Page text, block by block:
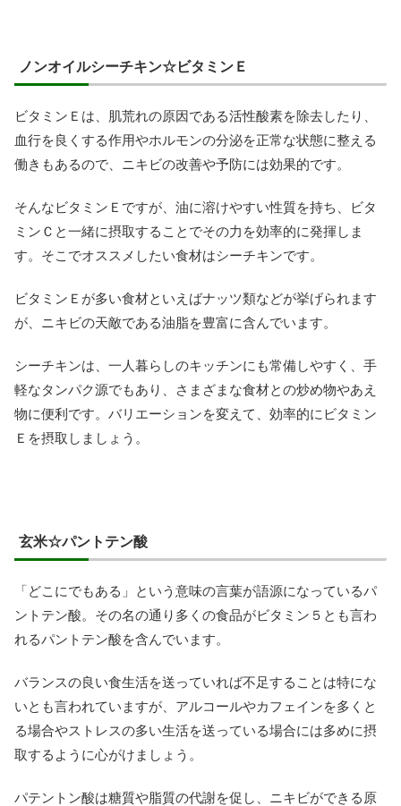
ノンオイルシーチキン☆ビタミンＥ
ビタミンＥは、肌荒れの原因である活性酸素を除去したり、
血行を良くする作用やホルモンの分泌を正常な状態に整える
働きもあるので、ニキビの改善や予防には効果的です。
そんなビタミンＥですが、油に溶けやすい性質を持ち、ビタ
ミンＣと一緒に摂取することでその力を効率的に発揮しま
す。そこでオススメしたい食材はシーチキンです。
ビタミンＥが多い食材といえばナッツ類などが挙げられます
が、ニキビの天敵である油脂を豊富に含んでいます。
シーチキンは、一人暮らしのキッチンにも常備しやすく、手
軽なタンパク源でもあり、さまざまな食材との炒め物やあえ
物に便利です。バリエーションを変えて、効率的にビタミン
Ｅを摂取しましょう。
玄米☆パントテン酸
「どこにでもある」という意味の言葉が語源になっているパ
ントテン酸。その名の通り多くの食品がビタミン５とも言わ
れるパントテン酸を含んでいます。
バランスの良い食生活を送っていれば不足することは特にな
いとも言われていますが、アルコールやカフェインを多くと
る場合やストレスの多い生活を送っている場合には多めに摂
取するように心がけましょう。
パテントン酸は糖質や脂質の代謝を促し、ニキビができる原